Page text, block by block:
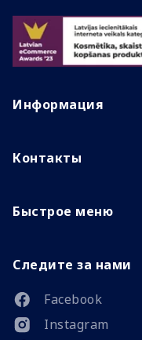
Информация
Контакты
Быстрое меню
Следите за нами
Facebook
Instagram